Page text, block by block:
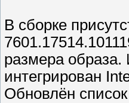
В сборке
размера
интегрирован
Обновлён